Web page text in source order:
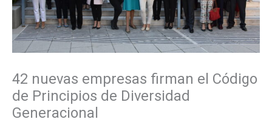
42 nuevas empresas firman el Código
de Principios de Diversidad
Generacional